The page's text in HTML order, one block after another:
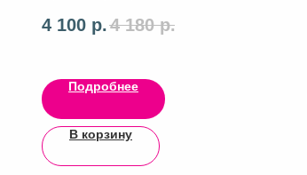
пастель, 3 прозрачных с
фуксия, серебряная звезда и
сердце 46 см, мятная звезда
46 см металлик, гирлянда
4 100 р.4 180 р.
Подробнее
В корзину